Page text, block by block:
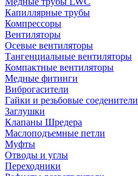
Капиллярные трубы
Компрессоры
Вентиляторы
Осевые вентиляторы
Тангенциальные вентиляторы
Компактные вентиляторы
Медные фитинги
Виброгасители
Гайки и резьбовые соеденители
Заглушки
Клапаны Шредера
Маслоподъемные петли
Муфты
Отводы и углы
Переходники